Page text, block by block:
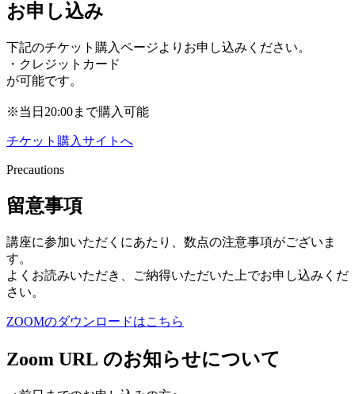
お申し込み
下記のチケット購入ページよりお申し込みください。
・クレジットカード
が可能です。
※当日20:00まで購入可能
チケット購入サイトへ
Precautions
留意事項
講座に参加いただくにあたり、数点の注意事項がございま
す。
よくお読みいただき、ご納得いただいた上でお申し込みくだ
さい。
ZOOMのダウンロードはこちら
Zoom URL のお知らせについて